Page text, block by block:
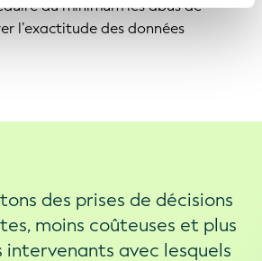
au minimum les abus de
l’exactitude des données
des prises de décisions
moins coûteuses et plus
intervenants avec lesquels